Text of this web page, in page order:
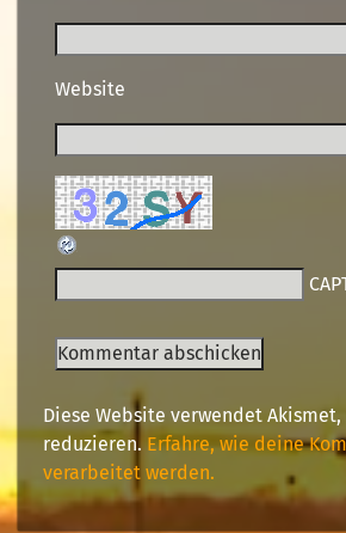
Website
Diese Website verwendet Akismet,
reduzieren. Erfahre, wie deine
verarbeitet werden.